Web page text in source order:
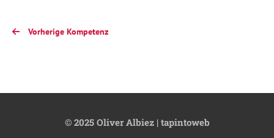
Vorherige Kompetenz
© 2025 Oliver Albiez | tapintoweb